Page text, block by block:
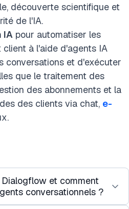
découverte scientifique et
de l'IA.
IA pour automatiser les
à l'aide d'agents IA
conversations et d'exécuter
que le traitement des
des abonnements et la
des clients via chat, e-
et comment
conversationnels ?